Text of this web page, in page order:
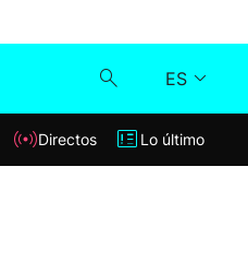
ES
Klisk
Directos Lo último